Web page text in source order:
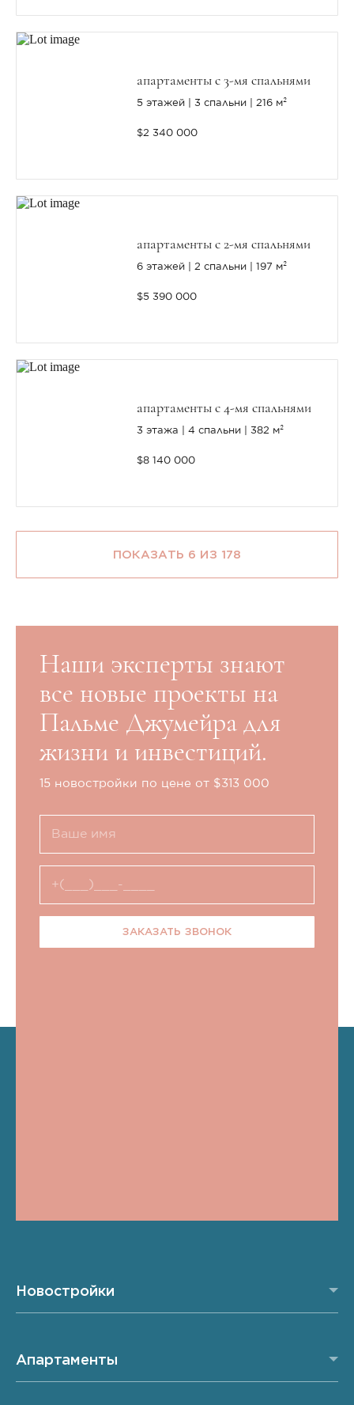
апартаменты с 3-мя спальнями
5 этажей 3 спальни 216 м²
$2 340 000
апартаменты с 2-мя спальнями
6 этажей 2 спальни 197 м²
$5 390 000
апартаменты с 4-мя спальнями
3 этажа 4 спальни 382 м²
$8 140 000
ПОКАЗАТЬ 6 ИЗ 178
Наши эксперты знают
все новые проекты на
Пальме Джумейра для
жизни и инвестиций.
15 новостройки по цене от $313 000
ЗАКАЗАТЬ ЗВОНОК
Новостройки
Апартаменты